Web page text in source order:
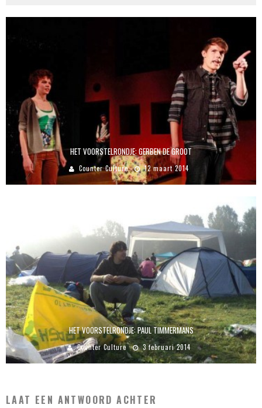
HET VOORSTELRONDJE: GERBEN DE GROOT
Counter Culture 12 maart 2014
HET VOORSTELRONDJE: PAUL TIMMERMANS
Counter Culture 3 februari 2014
LAAT EEN ANTWOORD ACHTER